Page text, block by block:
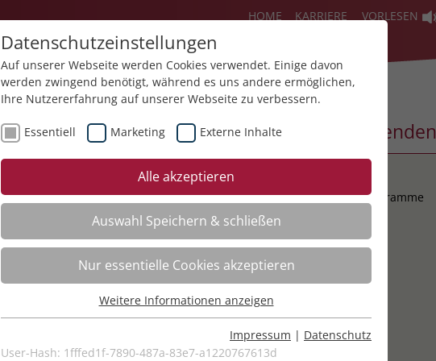
HOME KARRIERE VORLESEN
Über uns Aktuelles Akademie Spenden
Kursempfehlungen
Beratung
Supervision
Coaching
Mediation
Organisationsentwicklung
Bildungsberatung
Moderation
Bildungsprogramme
Datenschutzeinstellungen
Auf unserer Webseite werden Cookies verwendet. Einige davon
werden zwingend benötigt, während es uns andere ermöglichen,
Ihre Nutzererfahrung auf unserer Webseite zu verbessern.
Essentiell Marketing Externe Inhalte
Alle akzeptieren
Auswahl Speichern & schließen
Nur essentielle Cookies akzeptieren
Essentielle Cookies werden für grundlegende Funktionen der
Webseite benötigt. Dadurch ist gewährleistet, dass die Webseite
Weitere Informationen anzeigen
Impressum | Datenschutz
User-Hash: 1fffed1f-7890-487a-83e7-a1220767613d